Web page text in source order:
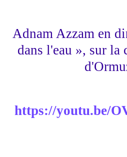
Adnam Azzam en
dans l'eau », sur la
https://youtu.be/